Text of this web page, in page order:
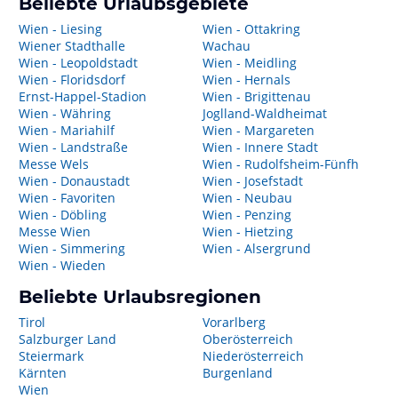
Wien - Liesing
Wiener Stadthalle
Wien - Leopoldstadt
Wien - Floridsdorf
Ernst-Happel-Stadion
Wien - Währing
Wien - Mariahilf
Wien - Landstraße
Messe Wels
Wien - Donaustadt
Wien - Favoriten
Wien - Döbling
Messe Wien
Wien - Simmering
Wien - Wieden
Wien - Ottakring
Wachau
Wien - Meidling
Wien - Hernals
Wien - Brigittenau
Joglland-Waldheimat
Wien - Margareten
Wien - Innere Stadt
Wien - Rudolfsheim-Fünfh
Wien - Josefstadt
Wien - Neubau
Wien - Penzing
Wien - Hietzing
Wien - Alsergrund
Beliebte Urlaubsregionen
Tirol
Salzburger Land
Steiermark
Kärnten
Wien
Vorarlberg
Oberösterreich
Niederösterreich
Burgenland